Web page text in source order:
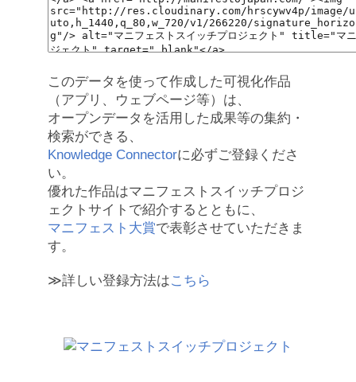
このデータを使って作成した可視化作品
（アプリ、ウェブページ等）は、
オープンデータを活用した成果等の集約・
検索ができる、
Knowledge Connectorに必ずご登録くださ
い。
優れた作品はマニフェストスイッチプロジ
ェクトサイトで紹介するとともに、
マニフェスト大賞で表彰させていただきま
す。
≫詳しい登録方法はこちら